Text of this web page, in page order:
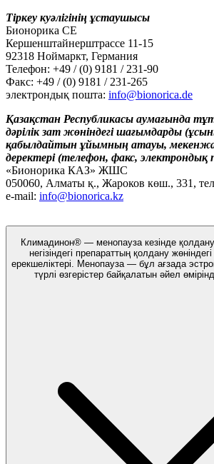
Тіркеу куәлігінің ұстаушысы
Бионорика СЕ
Кершенштайнерштрассе 11-15
92318 Ноймаркт, Германия
Телефон: +49 / (0) 9181 / 231-90
Факс: +49 / (0) 9181 / 231-265
электрондық пошта: info@bionorica.de
Қазақстан Республикасы аумағында
дәрілік зат жөніндегі шағымдарды
қабылдайтын ұйымның атауы,
деректері (телефон, факс,
«Бионорика КАЗ» ЖШС
050060, Алматы қ., Жароков көш., 331,
e-mail: info@bionorica.kz
Климадинон® — менопауза кезінде
негізіндегі препараттың қолдану
ерекшеліктері. Менопауза — бұл ағзада эстроген деңгейі төмендеп,
түрлі өзгерістер байқалатын әйел